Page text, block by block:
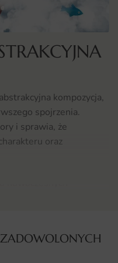
kompozycja,
spojrzenia.
i sprawia, że
oraz